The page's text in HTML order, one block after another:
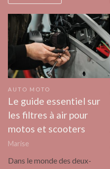
AUTO MOTO
Le guide essentiel sur
les filtres à air pour
motos et scooters
Marise
Dans le monde des deux-